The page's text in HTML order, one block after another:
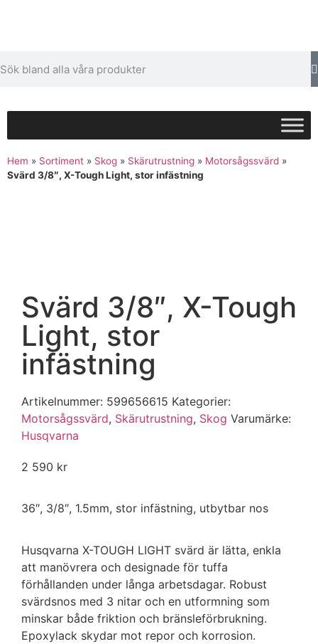
Hem » Sortiment » Skog » Skärutrustning » Motorsågssvärd »
Svärd 3/8″, X-Tough Light, stor infästning
Svärd 3/8″, X-Tough
Light, stor
infästning
Artikelnummer: 599656615 Kategorier:
Motorsågssvärd, Skärutrustning, Skog Varumärke:
Husqvarna
2 590 kr
36″, 3/8″, 1.5mm, stor infästning, utbytbar nos
Husqvarna X-TOUGH LIGHT svärd är lätta, enkla
att manövrera och designade för tuffa
förhållanden under långa arbetsdagar. Robust
svärdsnos med 3 nitar och en utformning som
minskar både friktion och bränsleförbrukning.
Epoxylack skydar mot repor och korrosion.